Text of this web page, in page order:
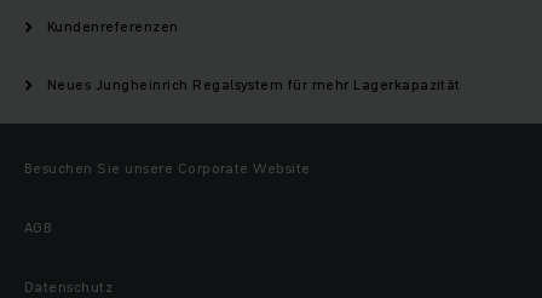
Kundenreferenzen
Neues Jungheinrich Regalsystem für mehr Lagerkapazität
Besuchen Sie unsere Corporate Website
AGB
Datenschutz